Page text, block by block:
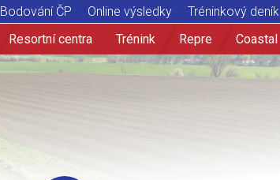
Bodování ČP Online výsledky Tréninkový deník
Resortní centra Trénink Repre Coastal